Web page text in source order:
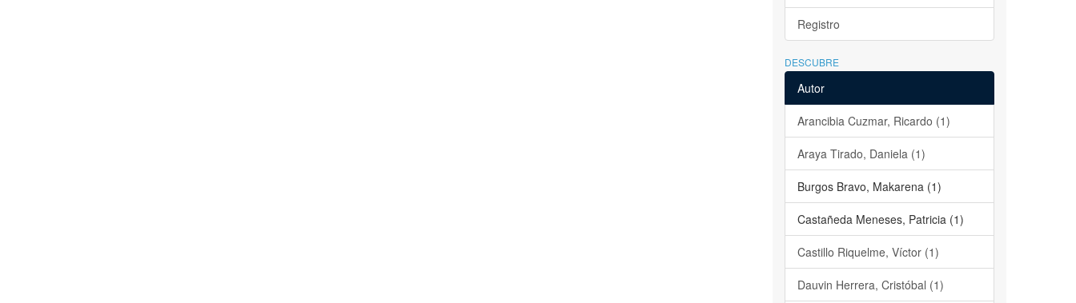
Registro
DESCUBRE
Autor
Arancibia Cuzmar, Ricardo (1)
Araya Tirado, Daniela (1)
Burgos Bravo, Makarena (1)
Castañeda Meneses, Patricia (1)
Castillo Riquelme, Víctor (1)
Dauvin Herrera, Cristóbal (1)